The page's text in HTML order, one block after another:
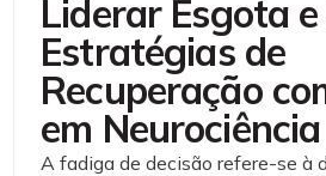
Liderar Esgota
Estratégias de
Recuperação
em Neurociência
A fadiga de decisão refere-se à